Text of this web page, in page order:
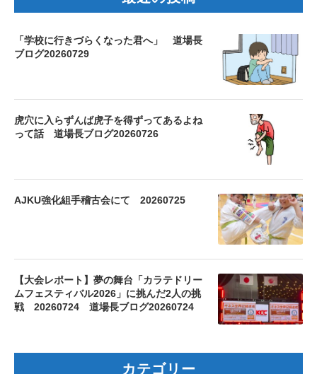
「学校に行きづらくなった君へ」 道場長
ブログ20260729
虎穴に入らずんば虎子を得ずってあるよね
って話 道場長ブログ20260726
AJKU強化組手稽古会にて 20260725
【大会レポート】夢の舞台「カラテドリー
ムフェスティバル2026」に挑んだ2人の挑
戦 20260724 道場長ブログ20260724
カテゴリー